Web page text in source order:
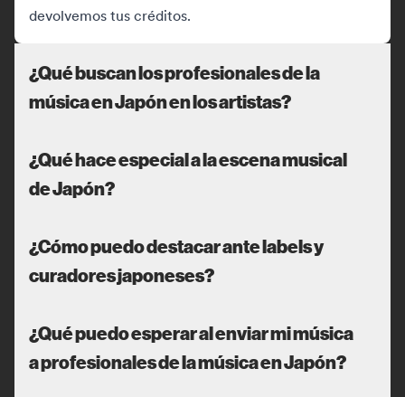
devolvemos tus créditos.
¿Qué buscan los profesionales de la
música en Japón en los artistas?
¿Qué hace especial a la escena musical
de Japón?
¿Cómo puedo destacar ante labels y
curadores japoneses?
¿Qué puedo esperar al enviar mi música
a profesionales de la música en Japón?